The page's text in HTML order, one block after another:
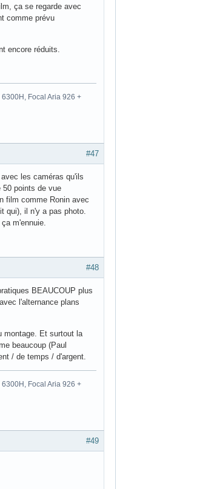
ça se regarde avec
comme prévu
encore réduits.
Focal Aria 926 +
#47
les caméras qu'ils
50 points de vue
film comme Ronin avec
qui), il n'y a pas photo.
m'ennuie.
#48
BEAUCOUP plus
l'alternance plans
montage. Et surtout la
beaucoup (Paul
/ de temps / d'argent.
Focal Aria 926 +
#49